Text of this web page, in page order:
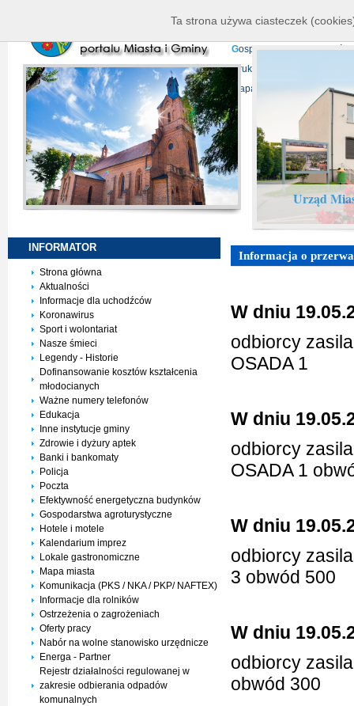
P
rojekty europejskie
Gospodarka
D ruki do pobrania
Mapa serwisu
Urząd
INFORMATOR
Strona główna
Aktualności
Informacje dla uchodźców
Koronawirus
Sport i wolontariat
Nasze śmieci
Legendy - Historie
Dofinansowanie kosztów kształcenia
młodocianych
Ważne numery telefonów
Edukacja
Inne instytucje gminy
Zdrowie i dyżury aptek
Banki i bankomaty
Policja
Poczta
Efektywność energetyczna budynków
Gospodarstwa agroturystyczne
Hotele i motele
Kalendarium imprez
Lokale gastronomiczne
Mapa miasta
Komunikacja (PKS / NKA / PKP/ NAFTEX)
Informacje dla rolników
Ostrzeżenia o zagrożeniach
Oferty pracy
Nabór na wolne stanowisko urzędnicze
Energa - Partner
Rejestr działalności regulowanej w
zakresie odbierania odpadów
komunalnych
Informacja o
W dniu
odbiorcy
OSADA 1
W dniu
odbiorcy
OSADA 1
W dniu
odbiorcy
3 obwód 500
W dniu
odbiorcy
obwód 300
Ta strona używa ciasteczek